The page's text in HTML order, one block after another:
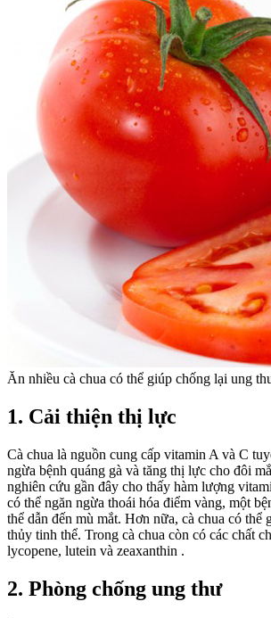
Ăn nhiều cà chua có thể giúp chống lại ung
1. Cải thiện thị lực
Cà chua là nguồn cung cấp vitamin A và C
ngừa bệnh quáng gà và tăng thị lực cho đôi
nghiên cứu gần đây cho thấy hàm lượng
có thể ngăn ngừa thoái hóa điểm vàng, một
thể dẫn đến mù mắt. Hơn nữa, cà chua có thể
thủy tinh thể. Trong cà chua còn có các chất
lycopene, lutein và zeaxanthin .
2. Phòng chống ung thư